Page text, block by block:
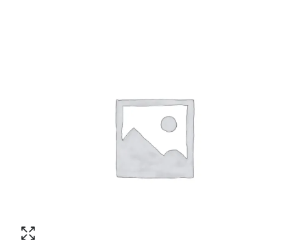
ПЕРЕЗВОНИТЕ МНЕ
Согласен с обработкой персональных
данных в соответствии с